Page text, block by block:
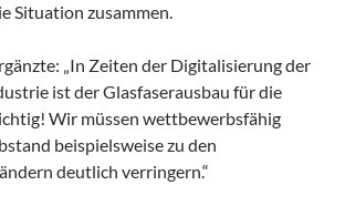
Situation zusammen.
„In Zeiten der Digitalisierung der
ist der Glasfaserausbau für die
Wir müssen wettbewerbsfähig
beispielsweise zu den
deutlich verringern.“